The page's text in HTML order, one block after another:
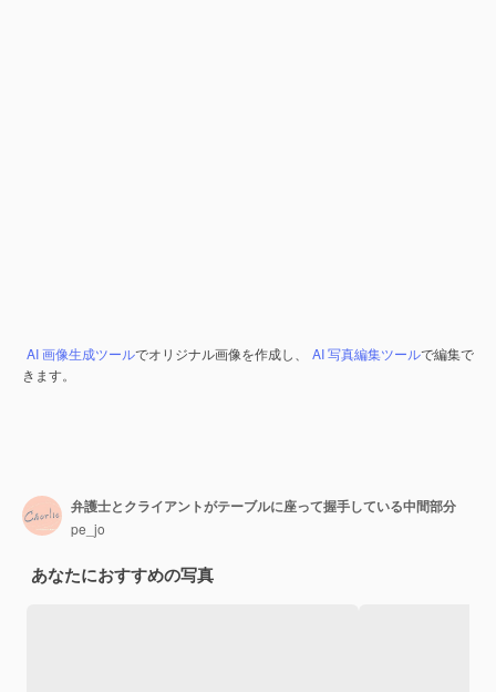
AI 画像生成ツールでオリジナル画像を作成し、 AI 写真編集ツールで編集で
きます。
弁護士とクライアントがテーブルに座って握手している中間部分
pe_jo
あなたにおすすめの写真